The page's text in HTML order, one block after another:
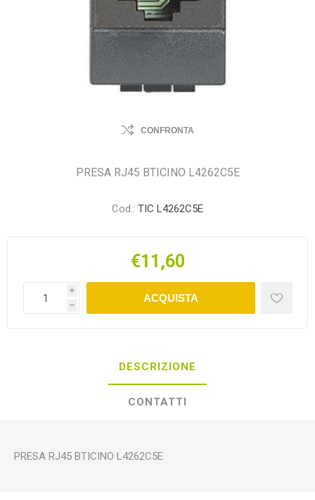
CONFRONTA
PRESA RJ45 BTICINO L4262C5E
Cod.: TIC L4262C5E
€11,60
i
h
ACQUISTA
DESCRIZIONE
CONTATTI
PRESA RJ45 BTICINO L4262C5E